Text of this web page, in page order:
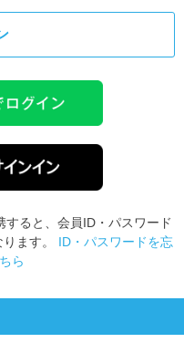
ると、会員ID・パスワード
ます。 ID・パスワードを忘
ら